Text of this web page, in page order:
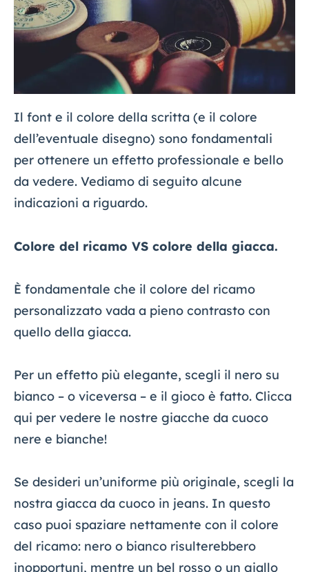
Il font e il colore della scritta (e il colore
dell’eventuale disegno) sono fondamentali
per ottenere un effetto professionale e bello
da vedere. Vediamo di seguito alcune
indicazioni a riguardo.
Colore del ricamo VS colore della giacca.
È fondamentale che il colore del ricamo
personalizzato vada a pieno contrasto con
quello della giacca.
Per un effetto più elegante, scegli il nero su
bianco – o viceversa – e il gioco è fatto. Clicca
qui per vedere le nostre giacche da cuoco
nere e bianche!
Se desideri un’uniforme più originale, scegli la
nostra giacca da cuoco in jeans. In questo
caso puoi spaziare nettamente con il colore
del ricamo: nero o bianco risulterebbero
inopportuni, mentre un bel rosso o un giallo